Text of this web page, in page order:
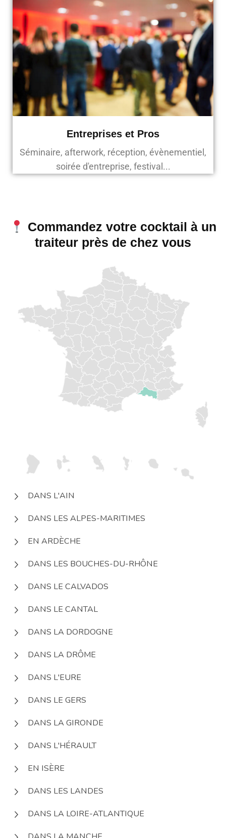
Entreprises et Pros
Séminaire, afterwork, réception, évènementiel,
soirée d'entreprise, festival...
Commandez votre cocktail à un
traiteur près de chez vous​
DANS L'AIN
DANS LES ALPES-MARITIMES
EN ARDÈCHE
DANS LES BOUCHES-DU-RHÔNE
DANS LE CALVADOS
DANS LE CANTAL
DANS LA DORDOGNE
DANS LA DRÔME
DANS L'EURE
DANS LE GERS
DANS LA GIRONDE
DANS L'HÉRAULT
EN ISÈRE
DANS LES LANDES
DANS LA LOIRE-ATLANTIQUE